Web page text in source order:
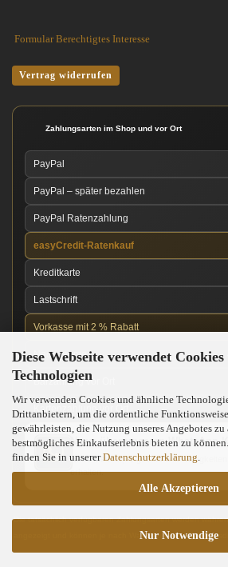
Diese Webseite verwendet
Technologien
Wir verwenden Cookies und ähnliche
Drittanbietern, um die ordentliche
gewährleisten, die Nutzung unseres Angebotes
bestmögliches Einkaufserlebnis bieten zu
finden Sie in unsererDatenschutzerklärung
Alle Akzeptieren
Nur Notwendige
Formular Berechtigtes Interesse
Vertrag widerrufen
Zahlungsarten im Shop und vor Ort
PayPal
PayPal – später bezahlen
PayPal Ratenzahlung
easyCredit-Ratenkauf
Kreditkarte
Lastschrift
Vorkasse mit 2 % Rabatt
Nachnahme
Barzahlung vor Ort
Kartenzahlung vor Ort
News über unseren WhatsApp-
Neue Messer, Angebote und
erhalten.
Die tatsächlich verfügbaren Zahlungsarten werden
angezeigt und können je nach Warenkorb und